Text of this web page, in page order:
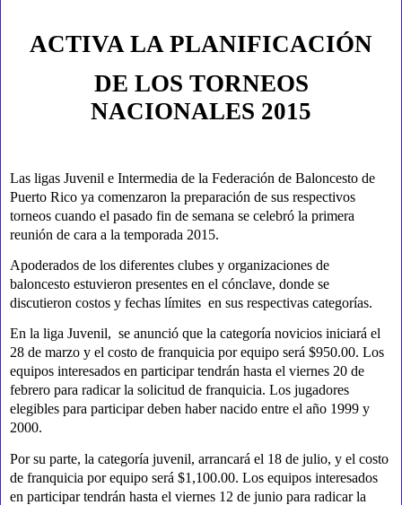
ACTIVA LA PLANIFICACIÓN
DE LOS TORNEOS
NACIONALES 2015
Las ligas Juvenil e Intermedia de la Federación de Baloncesto de
Puerto Rico ya comenzaron la preparación de sus respectivos
torneos cuando el pasado fin de semana se celebró la primera
reunión de cara a la temporada 2015.
Apoderados de los diferentes clubes y organizaciones de
baloncesto estuvieron presentes en el cónclave, donde se
discutieron costos y fechas límites en sus respectivas categorías.
En la liga Juvenil, se anunció que la categoría novicios iniciará el
28 de marzo y el costo de franquicia por equipo será $950.00. Los
equipos interesados en participar tendrán hasta el viernes 20 de
febrero para radicar la solicitud de franquicia. Los jugadores
elegibles para participar deben haber nacido entre el año 1999 y
2000.
Por su parte, la categoría juvenil, arrancará el 18 de julio, y el costo
de franquicia por equipo será $1,100.00. Los equipos interesados
en participar tendrán hasta el viernes 12 de junio para radicar la